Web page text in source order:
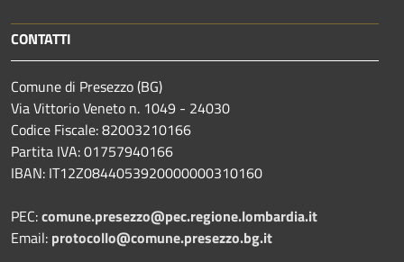
CONTATTI
Comune di Presezzo (BG)
Via Vittorio Veneto n. 1049 - 24030
Codice Fiscale: 82003210166
Partita IVA: 01757940166
IBAN: IT12Z0844053920000000310160
PEC:comune.presezzo@pec.regione.lombardia.it
Email: protocollo@comune.presezzo.bg.it